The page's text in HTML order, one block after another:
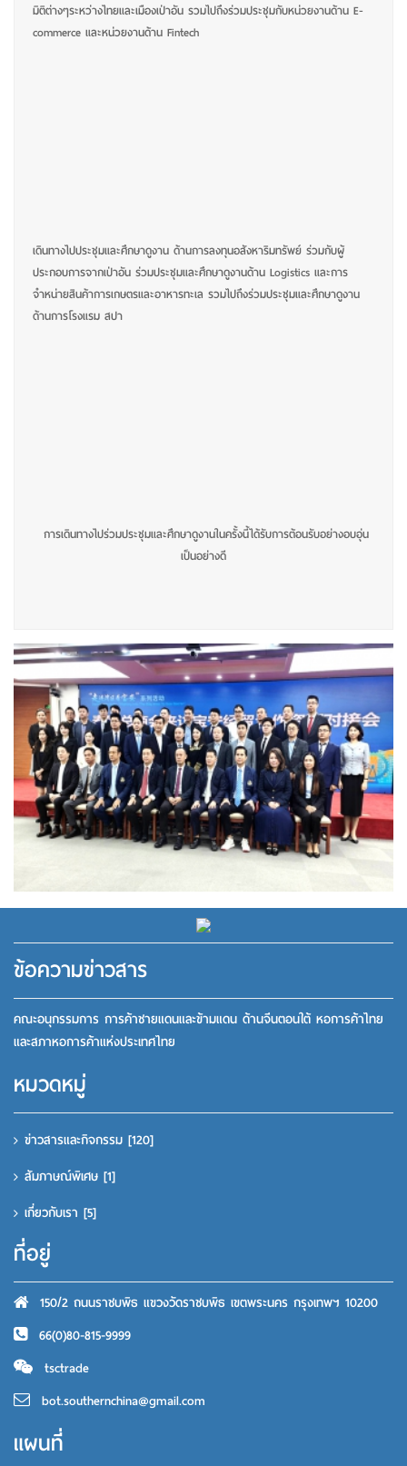
มิติต่างๆระหว่างไทยและเมืองเป่าอัน รวมไปถึงร่วมประชุมกับหน่วยงานด้าน E-
commerce และหน่วยงานด้าน Fintech
เดินทางไปประชุมและศึกษาดูงาน ด้านการลงทุนอสังหาริมทรัพย์ ร่วมกับผู้
ประกอบการจากเป่าอัน ร่วมประชุมและศึกษาดูงานด้าน Logistics และการ
จำหน่ายสินค้าการเกษตรและอาหารทะเล รวมไปถึงร่วมประชุมและศึกษาดูงาน
ด้านการโรงแรม สปา
การเดินทางไปร่วมประชุมและศึกษาดูงานในครั้งนี้ได้รับการต้อนรับอย่างอบอุ่น
เป็นอย่างดี
ข้อความข่าวสาร
คณะอนุกรรมการ การค้าชายแดนและข้ามแดน ด้านจีนตอนใต้ หอการค้าไทย
และสภาหอการค้าแห่งประเทศไทย
หมวดหมู่
ข่าวสารและกิจกรรม [120]
สัมภาษณ์พิเศษ [1]
เกี่ยวกับเรา [5]
ที่อยู่
150/2 ถนนราชบพิธ แขวงวัดราชบพิธ เขตพระนคร กรุงเทพฯ 10200
66(0)80-815-9999
tsctrade
bot.southernchina@gmail.com
แผนที่